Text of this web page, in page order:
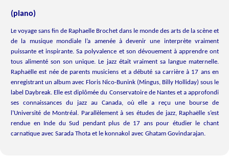
(piano)
Le voyage sans fin de Raphaelle Brochet dans le monde des arts de la scène et
de la musique mondiale l’a amenée à devenir une interprète vraiment
puissante et inspirante. Sa polyvalence et son dévouement à apprendre ont
tous alimenté son son unique. Le jazz était vraiment sa langue maternelle.
Raphaëlle est née de parents musiciens et a débuté sa carrière à 17 ans en
enregistrant un album avec Floris Nico-Bunink (Mingus, Billy Holliday) sous le
label Daybreak. Elle est diplômée du Conservatoire de Nantes et a approfondi
ses connaissances du jazz au Canada, où elle a reçu une bourse de
l’Université de Montréal. Parallèlement à ses études de jazz, Raphaëlle s’est
rendue en Inde du Sud pendant plus de 17 ans pour étudier le chant
carnatique avec Sarada Thota et le konnakol avec Ghatam Govindarajan.